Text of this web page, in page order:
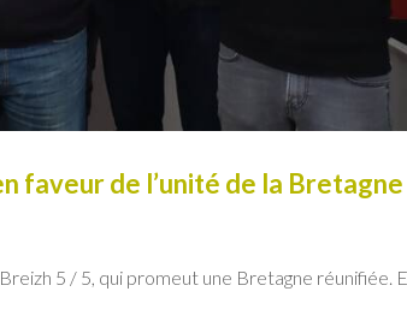
faveur de l’unité de la Bretagne
5 / 5, qui promeut une Bretagne réunifiée.